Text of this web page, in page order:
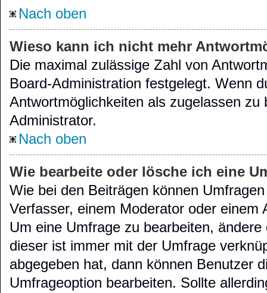
Nach oben
Wieso kann ich nicht mehr
Die maximal zulässige Zahl von
Board-Administration festgelegt. Wenn
Antwortmöglichkeiten als zugelassen zu
Administrator.
Nach oben
Wie bearbeite oder lösche ich eine
Wie bei den Beiträgen können
Verfasser, einem Moderator oder einem
Um eine Umfrage zu bearbeiten,
dieser ist immer mit der Umfrage
abgegeben hat, dann können Benutzer
Umfrageoption bearbeiten. Sollte